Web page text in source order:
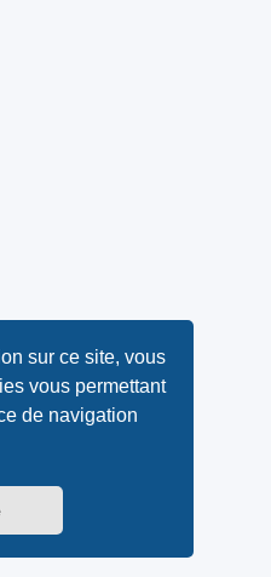
sur ce site, vous
vous permettant
de navigation